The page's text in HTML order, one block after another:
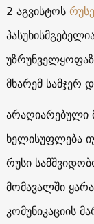
2 აგვისტოს
მხარემ სამჯერ
არაღიარებული
ხელისუფლება
რუსი
მომავალში
კომუნიკაციის